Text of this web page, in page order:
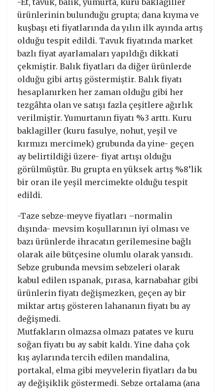
ürünlerinin bulunduğu grupta; dana kıyma ve
kuşbaşı eti fiyatlarında da yılın ilk ayında artış
olduğu tespit edildi. Tavuk fiyatında market
bazlı fiyat ayarlamaları yapıldığı dikkati
çekmiştir. Balık fiyatları da diğer ürünlerde
olduğu gibi artış göstermiştir. Balık fiyatı
hesaplanırken her zaman olduğu gibi her
tezgâhta olan ve satışı fazla çeşitlere ağırlık
verilmiştir. Yumurtanın fiyatı %3 arttı. Kuru
baklagiller (kuru fasulye, nohut, yeşil ve
kırmızı mercimek) grubunda da yine- geçen
ay belirtildiği üzere- fiyat artışı olduğu
görülmüştür. Bu grupta en yüksek artış %8’lik
bir oran ile yeşil mercimekte olduğu tespit
edildi.
-Taze sebze-meyve fiyatları –normalin
dışında- mevsim koşullarının iyi olması ve
bazı ürünlerde ihracatın gerilemesine bağlı
olarak aile bütçesine olumlu olarak yansıdı.
Sebze grubunda mevsim sebzeleri olarak
kabul edilen ıspanak, pırasa, karnabahar gibi
ürünlerin fiyatı değişmezken, geçen ay bir
miktar artış gösteren lahananın fiyatı bu ay
değişmedi.
Mutfakların olmazsa olmazı patates ve kuru
soğan fiyatı bu ay sabit kaldı. Yine daha çok
kış aylarında tercih edilen mandalina,
portakal, elma gibi meyvelerin fiyatları da bu
ay değişiklik göstermedi. Sebze ortalama (ana